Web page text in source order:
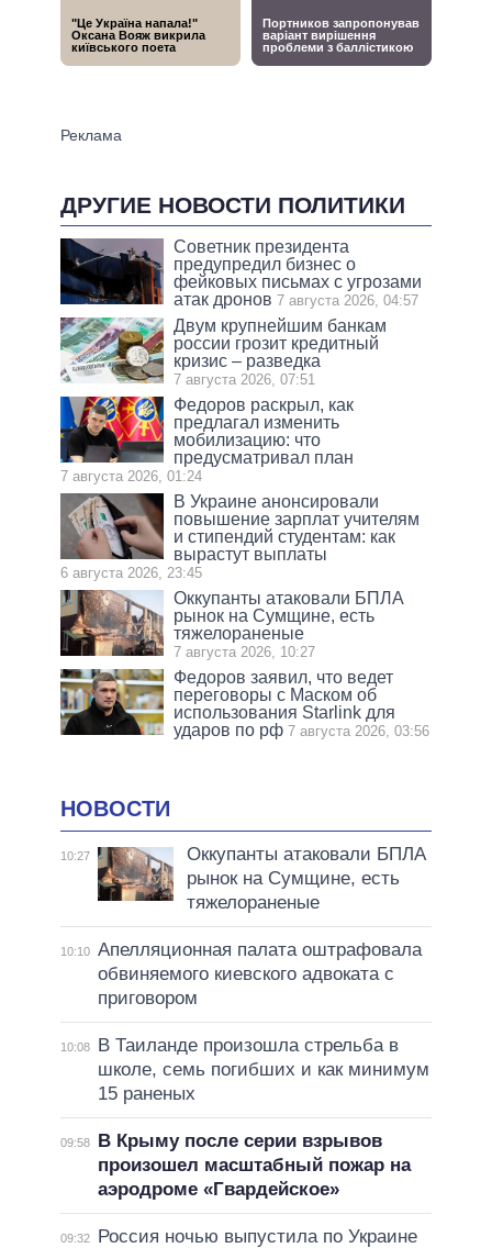
ДРУГИЕ НОВОСТИ ПОЛИТИКИ
Советник президента
предупредил бизнес о
фейковых письмах с угрозами
атак дронов 7 августа 2026, 04:57
Двум крупнейшим банкам
россии грозит кредитный
кризис – разведка
7 августа 2026, 07:51
Федоров раскрыл, как
предлагал изменить
мобилизацию: что
предусматривал план
7 августа 2026, 01:24
В Украине анонсировали
повышение зарплат учителям
и стипендий студентам: как
вырастут выплаты
6 августа 2026, 23:45
Оккупанты атаковали БПЛА
рынок на Сумщине, есть
тяжелораненые
7 августа 2026, 10:27
Федоров заявил, что ведет
переговоры с Маском об
использования Starlink для
ударов по рф 7 августа 2026, 03:56
НОВОСТИ
10:27
Оккупанты атаковали БПЛА
рынок на Сумщине, есть
тяжелораненые
10:10 Апелляционная палата оштрафовала
обвиняемого киевского адвоката с
приговором
10:08
В Таиланде произошла стрельба в
школе, семь погибших и как минимум
15 раненых
09:58
В Крыму после серии взрывов
произошел масштабный пожар на
аэродроме «Гвардейское»
09:32
Россия ночью выпустила по Украине